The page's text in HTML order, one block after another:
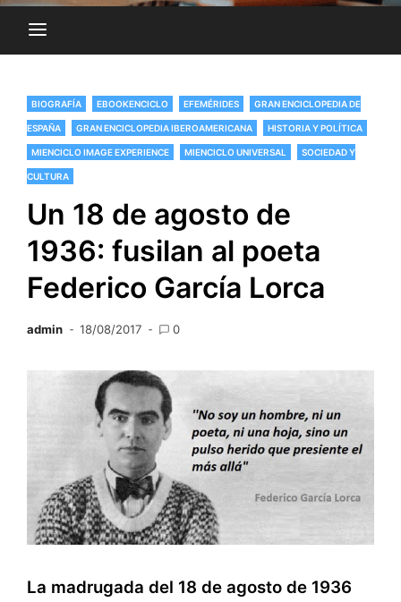
BIOGRAFÍA EBOOKENCICLO EFEMÉRIDES GRAN ENCICLOPEDIA DE
ESPAÑA GRAN ENCICLOPEDIA IBEROAMERICANA HISTORIA Y POLÍTICA
MIENCICLO IMAGE EXPERIENCE MIENCICLO UNIVERSAL SOCIEDAD Y
CULTURA
Un 18 de agosto de
1936: fusilan al poeta
Federico García Lorca
admin 18/08/2017 0
La madrugada del 18 de agosto de 1936